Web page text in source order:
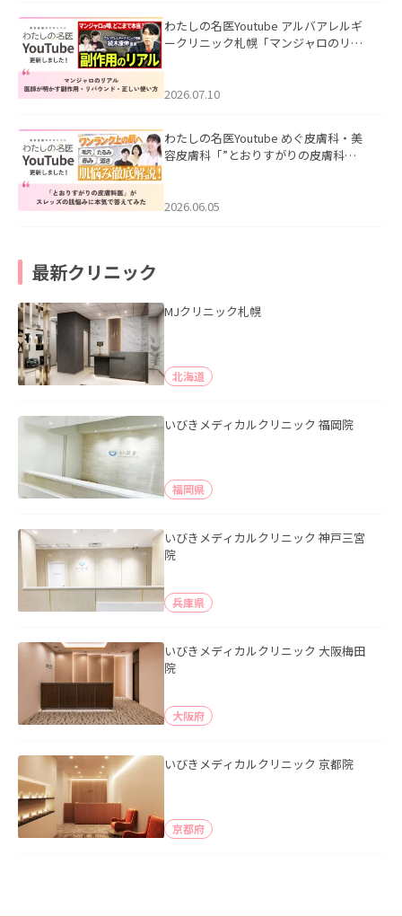
わたしの名医Youtube アルバアレルギ
ークリニック札幌「マンジャロのリア
た。
2026.07.10
わたしの名医Youtube めぐ皮膚科・美
容皮膚科「”とおりすがりの皮膚科
2026.06.05
最新クリニック
MJクリニック札幌
北海道
いびきメディカルクリニック 福岡院
福岡県
いびきメディカルクリニック 神戸三宮
院
兵庫県
いびきメディカルクリニック 大阪梅田
院
大阪府
いびきメディカルクリニック 京都院
京都府